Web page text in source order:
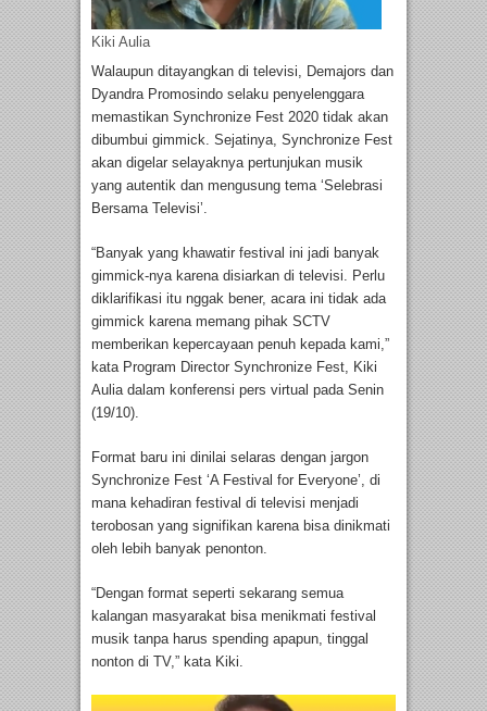
Kiki Aulia
Walaupun ditayangkan di televisi, Demajors dan
Dyandra Promosindo selaku penyelenggara
memastikan Synchronize Fest 2020 tidak akan
dibumbui gimmick. Sejatinya, Synchronize Fest
akan digelar selayaknya pertunjukan musik
yang autentik dan mengusung tema ‘Selebrasi
Bersama Televisi’.
“Banyak yang khawatir festival ini jadi banyak
gimmick-nya karena disiarkan di televisi. Perlu
diklarifikasi itu nggak bener, acara ini tidak ada
gimmick karena memang pihak SCTV
memberikan kepercayaan penuh kepada kami,”
kata Program Director Synchronize Fest, Kiki
Aulia dalam konferensi pers virtual pada Senin
(19/10).
Format baru ini dinilai selaras dengan jargon
Synchronize Fest ‘A Festival for Everyone’, di
mana kehadiran festival di televisi menjadi
terobosan yang signifikan karena bisa dinikmati
oleh lebih banyak penonton.
“Dengan format seperti sekarang semua
kalangan masyarakat bisa menikmati festival
musik tanpa harus spending apapun, tinggal
nonton di TV,” kata Kiki.